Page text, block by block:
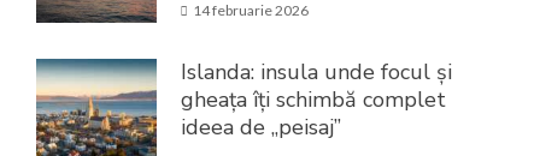
14 februarie 2026
Islanda: insula unde focul și
gheața îți schimbă complet
ideea de „peisaj”